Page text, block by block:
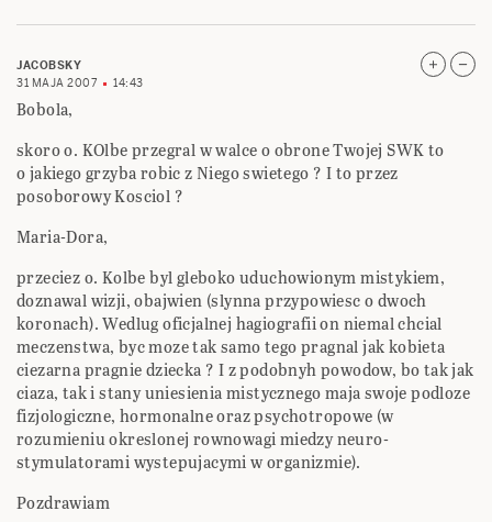
JACOBSKY
31 MAJA 2007
14:43
Bobola,
skoro o. KOlbe przegral w walce o obrone Twojej SWK to
o jakiego grzyba robic z Niego swietego ? I to przez
posoborowy Kosciol ?
Maria-Dora,
przeciez o. Kolbe byl gleboko uduchowionym mistykiem,
doznawal wizji, obajwien (slynna przypowiesc o dwoch
koronach). Wedlug oficjalnej hagiografii on niemal chcial
meczenstwa, byc moze tak samo tego pragnal jak kobieta
ciezarna pragnie dziecka ? I z podobnyh powodow, bo tak jak
ciaza, tak i stany uniesienia mistycznego maja swoje podloze
fizjologiczne, hormonalne oraz psychotropowe (w
rozumieniu okreslonej rownowagi miedzy neuro-
stymulatorami wystepujacymi w organizmie).
Pozdrawiam